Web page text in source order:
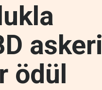
askeri
ödül